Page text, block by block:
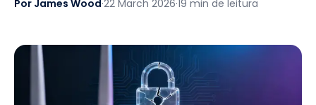
Por James Wood·22 March 2026·19 min de leitura